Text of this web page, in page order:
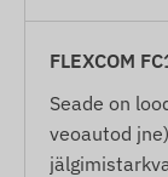
FLEXCOM
Seade on
veoautod